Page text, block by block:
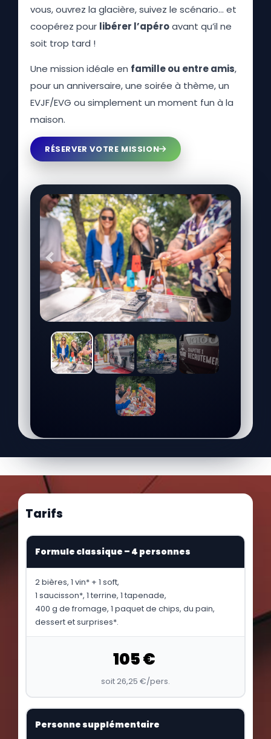
vous, ouvrez la glacière, suivez le scénario… et
coopérez pour libérer l’apéroavant qu’il ne
soit trop tard !
Une mission idéale en famille ou entre amis,
pour un anniversaire, une soirée à thème, un
EVJF/EVG ou simplement un moment fun à la
maison.
RÉSERVER VOTRE MISSION
Précédent Suivant
Tarifs
Formule classique – 4 personnes
2 bières, 1 vin* + 1 soft,
1 saucisson*, 1 terrine, 1 tapenade,
400 g de fromage, 1 paquet de chips, du pain,
dessert et surprises*.
105 €
soit 26,25 €/pers.
Personne supplémentaire